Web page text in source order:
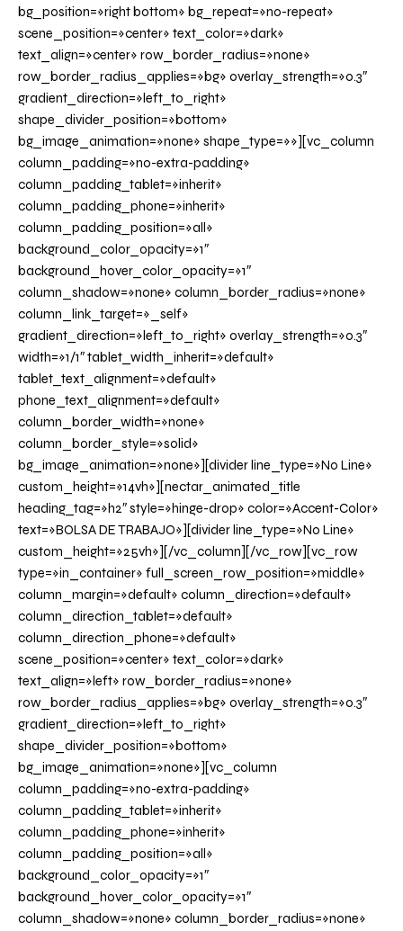
bg_position=»right bottom» bg_repeat=»no-repeat»
scene_position=»center» text_color=»dark»
text_align=»center» row_border_radius=»none»
row_border_radius_applies=»bg» overlay_strength=»0.3″
gradient_direction=»left_to_right»
shape_divider_position=»bottom»
bg_image_animation=»none» shape_type=»»][vc_column
column_padding=»no-extra-padding»
column_padding_tablet=»inherit»
column_padding_phone=»inherit»
column_padding_position=»all»
background_color_opacity=»1″
background_hover_color_opacity=»1″
column_shadow=»none» column_border_radius=»none»
column_link_target=»_self»
gradient_direction=»left_to_right» overlay_strength=»0.3″
width=»1/1″ tablet_width_inherit=»default»
tablet_text_alignment=»default»
phone_text_alignment=»default»
column_border_width=»none»
column_border_style=»solid»
bg_image_animation=»none»][divider line_type=»No Line»
custom_height=»14vh»][nectar_animated_title
heading_tag=»h2″ style=»hinge-drop» color=»Accent-Color»
text=»BOLSA DE TRABAJO»][divider line_type=»No Line»
custom_height=»25vh»][/vc_column][/vc_row][vc_row
type=»in_container» full_screen_row_position=»middle»
column_margin=»default» column_direction=»default»
column_direction_tablet=»default»
column_direction_phone=»default»
scene_position=»center» text_color=»dark»
text_align=»left» row_border_radius=»none»
row_border_radius_applies=»bg» overlay_strength=»0.3″
gradient_direction=»left_to_right»
shape_divider_position=»bottom»
bg_image_animation=»none»][vc_column
column_padding=»no-extra-padding»
column_padding_tablet=»inherit»
column_padding_phone=»inherit»
column_padding_position=»all»
background_color_opacity=»1″
background_hover_color_opacity=»1″
column_shadow=»none» column_border_radius=»none»